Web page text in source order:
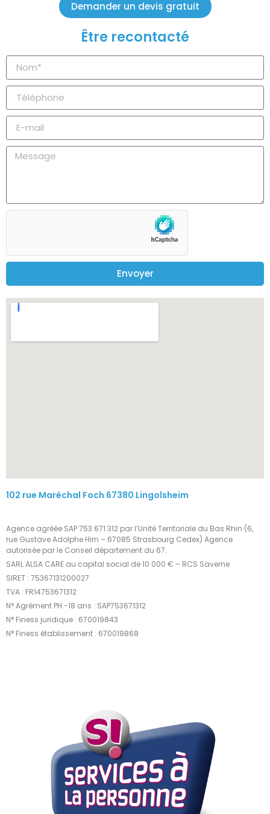
Demander un devis gratuit
Être recontacté
Envoyer
102 rue Maréchal Foch 67380 Lingolsheim
Agence agréée SAP 753 671 312 par l’Unité Territoriale du Bas Rhin (6,
rue Gustave Adolphe Hirn – 67085 Strasbourg Cedex) Agence
autorisée par le Conseil département du 67.
SARL ALSA CARE au capital social de 10 000 € – RCS Saverne
SIRET : 75367131200027
TVA : FR14753671312
N° Agrément PH -18 ans : SAP753671312
N° Finess juridique : 670019843
N° Finess établissement : 670019868